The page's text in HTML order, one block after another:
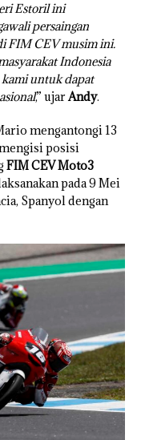
Estoril ini
persaingan
FIM CEV musim ini.
Indonesia
kami untuk dapat
,” ujarAndy.
mengantongi 13
posisi
FIM CEV Moto3
pada 9 Mei
Spanyol dengan